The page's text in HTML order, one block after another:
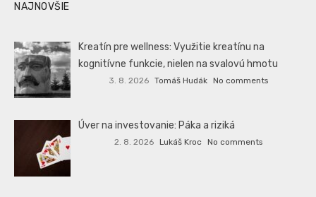
NAJNOVŠIE
Kreatín pre wellness: Využitie kreatínu na
kognitívne funkcie, nielen na svalovú hmotu
3. 8. 2026 Tomáš Hudák No comments
Úver na investovanie: Páka a riziká
2. 8. 2026 Lukáš Kroc No comments